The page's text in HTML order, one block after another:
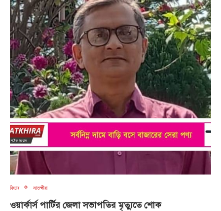
ফিচার সাতক্ষীরা
ওয়ার্কার্স পার্টির জেলা সভাপতির মৃত্যুতে শোক